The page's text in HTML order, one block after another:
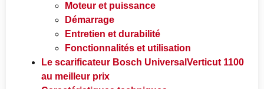
Moteur et puissance
Démarrage
Entretien et durabilité
Fonctionnalités et utilisation
Le scarificateur Bosch UniversalVerticut 1100
au meilleur prix